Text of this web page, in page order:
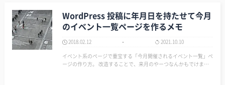
WordPress 投稿に年月日を持たせて今月
のイベント一覧ページを作るメモ
2018.02.12
2021.10.10
イベント系のページで重宝する「今月開催されるイベント一覧」ペ
ージの作り方。 改造することで、来月のやーつなんかもでけま